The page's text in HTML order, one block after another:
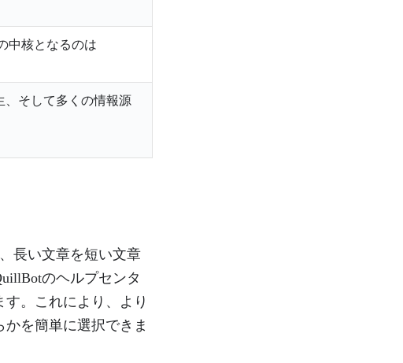
中核となるのは
、そして多くの情報源
長い文章を短い文章
のヘルプセンタ
。これにより、より
を簡単に選択できま